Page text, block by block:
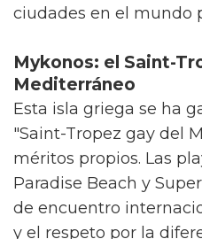
ciudades en el mundo
Mykonos: el Saint-
Mediterráneo
Esta isla griega se ha
"Saint-Tropez gay del
méritos propios. Las
Paradise Beach y
de encuentro
y el respeto por la